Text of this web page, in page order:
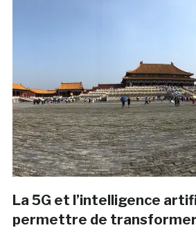
La 5G et l’intelligence
permettre de